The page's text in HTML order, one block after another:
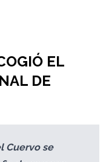
EL
DE
Cuervo se